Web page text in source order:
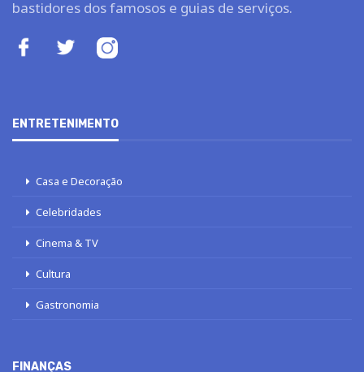
bastidores dos famosos e guias de serviços.
ENTRETENIMENTO
Casa e Decoração
Celebridades
Cinema & TV
Cultura
Gastronomia
FINANÇAS